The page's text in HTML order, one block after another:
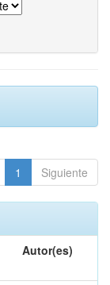
1 Siguiente
Autor(es)